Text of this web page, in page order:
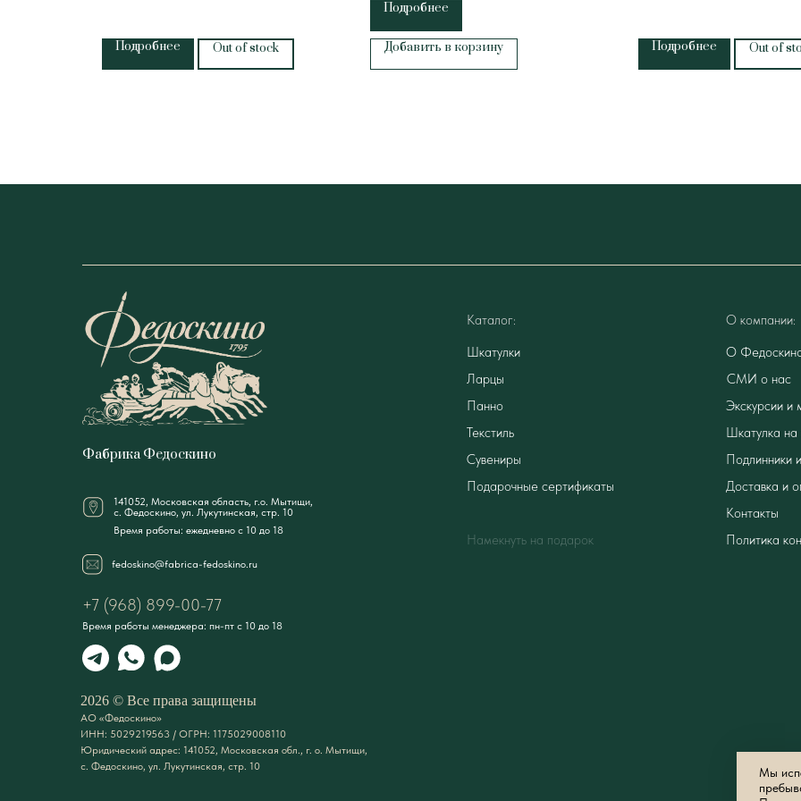
Подробнее Out of stock
Подробнее
Добавить в корзину Подробнее Out of
141052, Московская область, г.о. Мытищи,
с. Федоскино, ул. Лукутинская, стр. 10
Фабрика Федоскино
+7 (968) 899-00-77
АО «Федоскино»
ИНН: 5029219563 / ОГРН: 1175029008110
Юридический адрес: 141052, Московская обл., г. о. Мытищи,
с. Федоскино, ул. Лукутинская, стр. 10
2026 © Все права защищены
Время работы: ежедневно с 10 до 18
Время работы менеджера: пн-пт с 10 до 18
Каталог:
Шкатулки
Ларцы
Панно
Текстиль
Сувениры
Подарочные сертификаты
Намекнуть на подарок
О компании:
О
Контакты
Экскурсии и
Подлинники
Доставка и
fedoskino@fabrica-fedoskino.ru
Шкатулка на
Политика
СМИ о нас
Мы